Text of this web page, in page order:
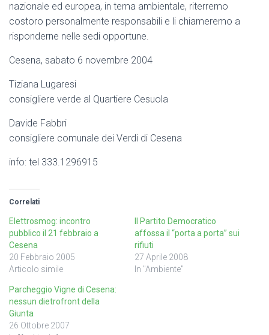
nazionale ed europea, in tema ambientale, riterremo
costoro personalmente responsabili e li chiameremo a
risponderne nelle sedi opportune.
Cesena, sabato 6 novembre 2004
Tiziana Lugaresi
consigliere verde al Quartiere Cesuola
Davide Fabbri
consigliere comunale dei Verdi di Cesena
info: tel 333.1296915
Correlati
Elettrosmog: incontro
pubblico il 21 febbraio a
Cesena
20 Febbraio 2005
Articolo simile
Il Partito Democratico
affossa il “porta a porta” sui
rifiuti
27 Aprile 2008
In "Ambiente"
Parcheggio Vigne di Cesena:
nessun dietrofront della
Giunta
26 Ottobre 2007